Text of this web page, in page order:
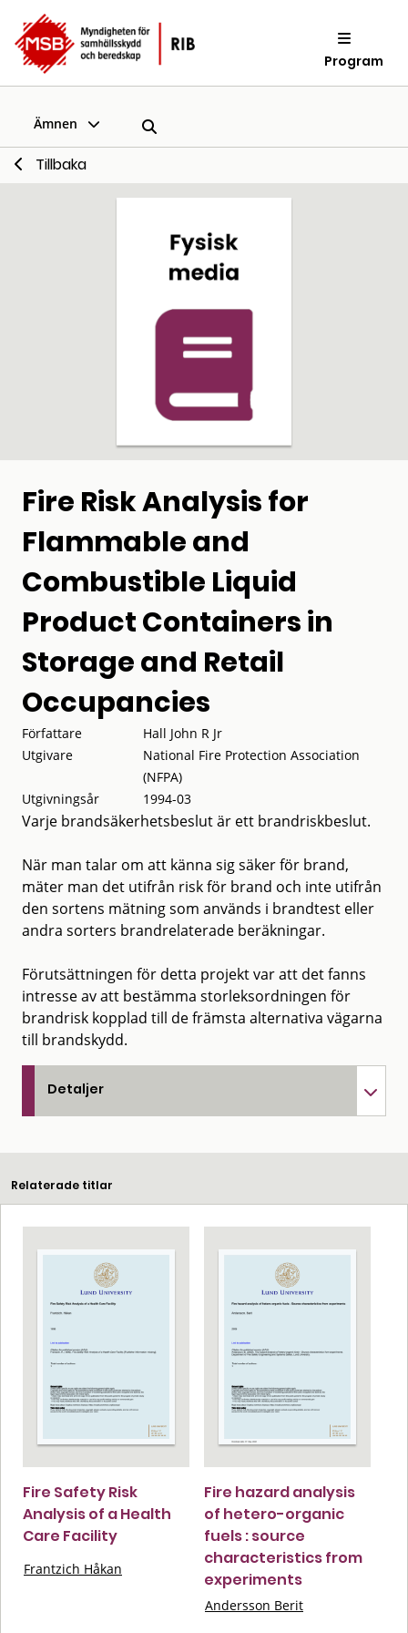
Program
Ämnen
Tillbaka
Fire Risk Analysis for
Flammable and
Combustible Liquid
Product Containers in
Storage and Retail
Occupancies
Författare
Hall John R Jr
Utgivare
National Fire Protection Association
(NFPA)
Utgivningsår
1994-03
Varje brandsäkerhetsbeslut är ett brandriskbeslut.
När man talar om att känna sig säker för brand,
mäter man det utifrån risk för brand och inte utifrån
den sortens mätning som används i brandtest eller
andra sorters brandrelaterade beräkningar.
Förutsättningen för detta projekt var att det fanns
intresse av att bestämma storleksordningen för
brandrisk kopplad till de främsta alternativa vägarna
till brandskydd.
Detaljer
Relaterade titlar
Fire Safety Risk
Analysis of a Health
Care Facility
Frantzich Håkan
Fire hazard analysis
of hetero-organic
fuels : source
characteristics from
experiments
Andersson Berit